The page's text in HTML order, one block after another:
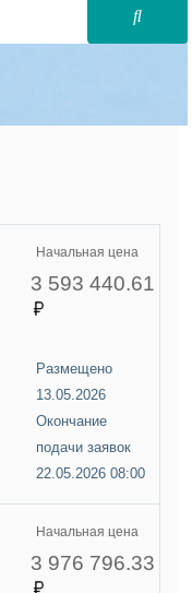
Начальная цена
3 593 440.61
Размещено
13.05.2026
Окончание
подачи заявок
22.05.2026 08:00
Начальная цена
3 976 796.33